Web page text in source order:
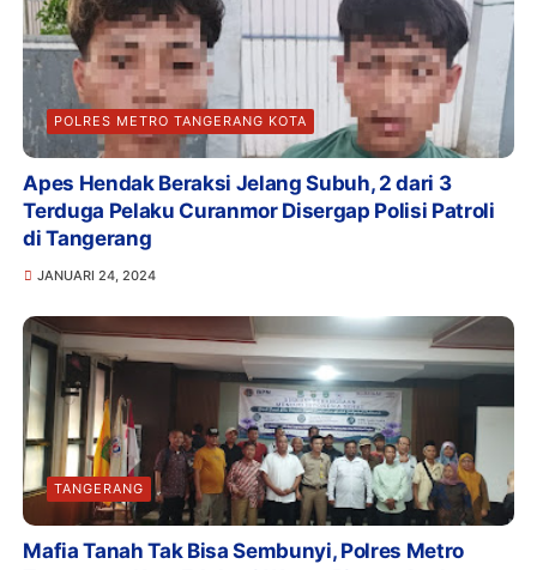
POLRES METRO TANGERANG KOTA
Apes Hendak Beraksi Jelang Subuh, 2 dari 3
Terduga Pelaku Curanmor Disergap Polisi Patroli
di Tangerang
JANUARI 24, 2024
TANGERANG
Mafia Tanah Tak Bisa Sembunyi, Polres Metro